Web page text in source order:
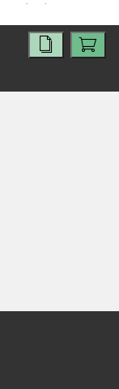
de documents
il
de
: quelles
par les